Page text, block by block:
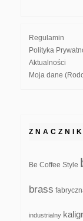
Regulamin
Polityka
Aktualności
Moja dane
Be Coffee Style
brass
industrialny